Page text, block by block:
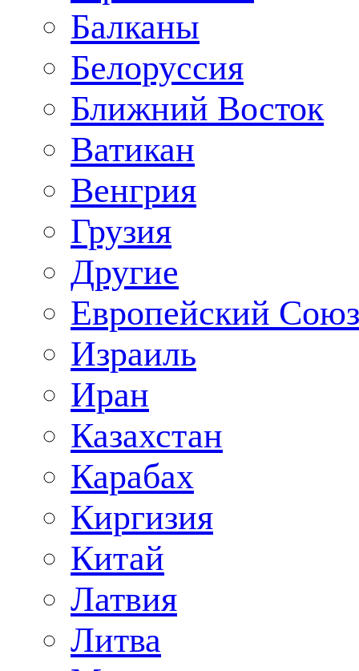
Балканы
Белоруссия
Ближний Восток
Ватикан
Венгрия
Грузия
Другие
Европейский Союз
Израиль
Иран
Казахстан
Карабах
Киргизия
Китай
Латвия
Литва